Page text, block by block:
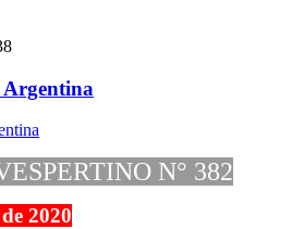
Argentina
N° 382
2020